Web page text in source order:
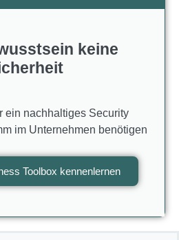
keine
ein nachhaltiges Security
im Unternehmen benötigen
Toolbox kennenlernen